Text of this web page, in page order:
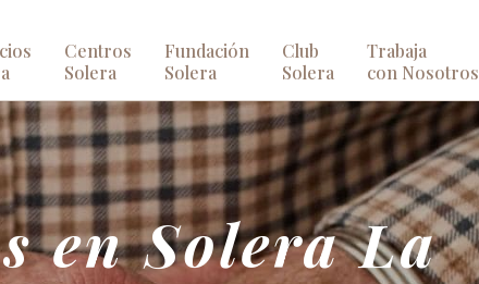
Centros
Solera
Fundación
Solera
Club
Solera
Trabaja
con Nosotros
en Solera La